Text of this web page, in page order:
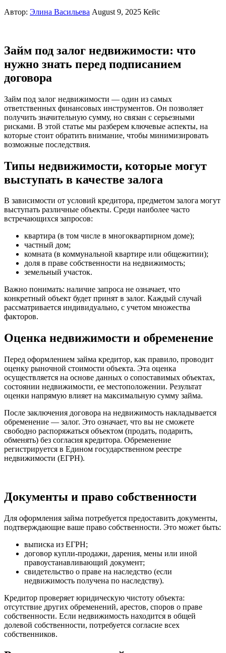
Автор: Элина Васильева August 9, 2025 Кейс
Займ под залог недвижимости: что
нужно знать перед подписанием
договора
Займ под залог недвижимости — один из самых
ответственных финансовых инструментов. Он позволяет
получить значительную сумму, но связан с серьезными
рисками. В этой статье мы разберем ключевые аспекты, на
которые стоит обратить внимание, чтобы минимизировать
возможные последствия.
Типы недвижимости, которые могут
выступать в качестве залога
В зависимости от условий кредитора, предметом залога могут
выступать различные объекты. Среди наиболее часто
встречающихся запросов:
квартира (в том числе в многоквартирном доме);
частный дом;
комната (в коммунальной квартире или общежитии);
доля в праве собственности на недвижимость;
земельный участок.
Важно понимать: наличие запроса не означает, что
конкретный объект будет принят в залог. Каждый случай
рассматривается индивидуально, с учетом множества
факторов.
Оценка недвижимости и обременение
Перед оформлением займа кредитор, как правило, проводит
оценку рыночной стоимости объекта. Эта оценка
осуществляется на основе данных о сопоставимых объектах,
состоянии недвижимости, ее местоположении. Результат
оценки напрямую влияет на максимальную сумму займа.
После заключения договора на недвижимость накладывается
обременение — залог. Это означает, что вы не сможете
свободно распоряжаться объектом (продать, подарить,
обменять) без согласия кредитора. Обременение
регистрируется в Едином государственном реестре
недвижимости (ЕГРН).
Документы и право собственности
Для оформления займа потребуется предоставить документы,
подтверждающие ваше право собственности. Это может быть:
выписка из ЕГРН;
договор купли-продажи, дарения, мены или иной
правоустанавливающий документ;
свидетельство о праве на наследство (если
недвижимость получена по наследству).
Кредитор проверяет юридическую чистоту объекта:
отсутствие других обременений, арестов, споров о праве
собственности. Если недвижимость находится в общей
долевой собственности, потребуется согласие всех
собственников.